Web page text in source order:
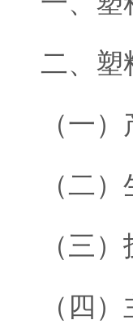
二、塑
（一
（二
（三
（四